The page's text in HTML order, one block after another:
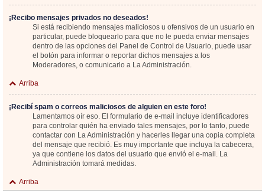
¡Recibo mensajes privados no deseados!
Si está recibiendo mensajes maliciosos u ofensivos de un usuario en
particular, puede bloquearlo para que no le pueda enviar mensajes
dentro de las opciones del Panel de Control de Usuario, puede usar
el botón para informar o reportar dichos mensajes a los
Moderadores, o comunicarlo a La Administración.
Arriba
¡Recibí spam o correos maliciosos de alguien en este foro!
Lamentamos oír eso. El formulario de e-mail incluye identificadores
para controlar quién ha enviado tales mensajes, por lo tanto, puede
contactar con La Administración y hacerles llegar una copia completa
del mensaje que recibió. Es muy importante que incluya la cabecera,
ya que contiene los datos del usuario que envió el e-mail. La
Administración tomará medidas.
Arriba